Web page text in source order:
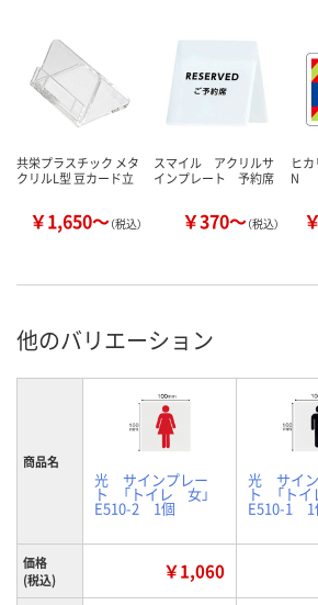
共栄プラスチック メタ
クリルL型 豆カード立
￥1,650～（税込）
スマイル アクリルサ
インプレート 予約席
￥370～（税込）
ヒ
N
他のバリエーション
商品名
光 サインプレー
ト 「トイレ 女」
E510-2 1個
光 サイ
ト 「ト
E510-1 1
価格
(税込)
￥1,060